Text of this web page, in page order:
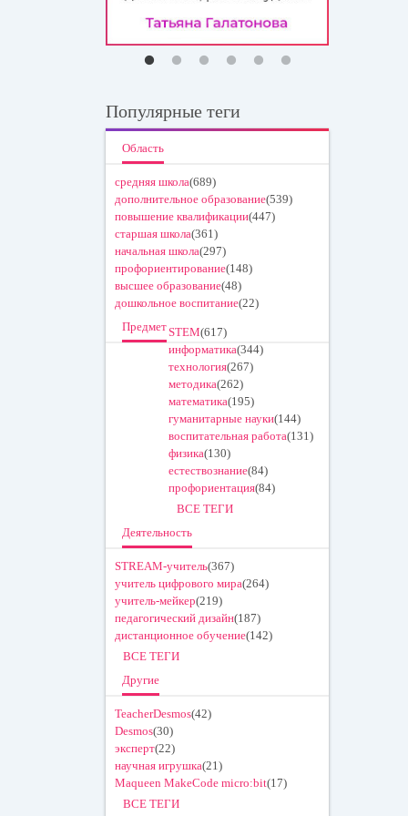
Популярные теги
Область
средняя школа(689)
дополнительное образование(539)
повышение квалификации(447)
старшая школа(361)
начальная школа(297)
профориентирование(148)
высшее образование(48)
дошкольное воспитание(22)
ПредметSTEM(617)
информатика(344)
технология(267)
методика(262)
математика(195)
гуманитарные науки(144)
воспитательная работа(131)
физика(130)
естествознание(84)
профориентация(84)
ВСЕ ТЕГИ
Деятельность
STREAM-учитель(367)
учитель цифрового мира(264)
учитель-мейкер(219)
педагогический дизайн(187)
дистанционное обучение(142)
ВСЕ ТЕГИ
Другие
TeacherDesmos(42)
Desmos(30)
эксперт(22)
научная игрушка(21)
Maqueen MakeCode micro:bit(17)
ВСЕ ТЕГИ